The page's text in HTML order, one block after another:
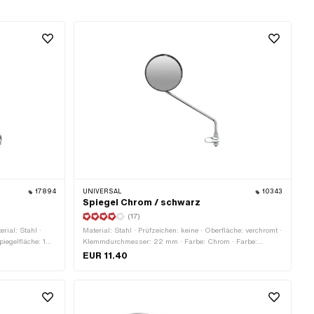
17894
Stahl ·
102
22 mm
UNIVERSAL 10343
Spiegel Chrom / schwarz
(17)
Material: Stahl · Prüfzeichen: keine · Oberfläche: verchromt ·
Klemmdurchmesser: 22 mm · Farbe: Chrom · Farbe:
schwarz · Ø Spiegelfläche: 102 mm · Ø Spiegelstange: 8
EUR 11.40